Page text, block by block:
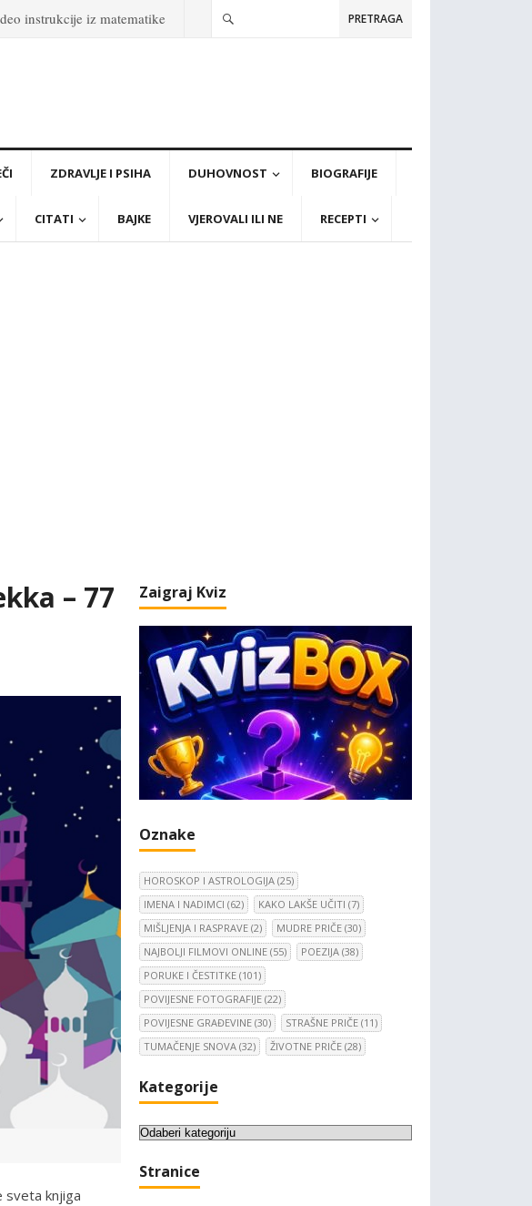
instrukcije iz matematike PRETRAGA
ZDRAVLJE I PSIHA DUHOVNOST BIOGRAFIJE
CITATI BAJKE VJEROVALI ILI NE RECEPTI
– 77
sveta knjiga
Zaigraj Kviz
Oznake
HOROSKOP I ASTROLOGIJA (25)
IMENA I NADIMCI (62) KAKO LAKŠE UČITI (7)
MIŠLJENJA I RASPRAVE (2) MUDRE PRIČE (30)
NAJBOLJI FILMOVI ONLINE (55) POEZIJA (38)
PORUKE I ČESTITKE (101)
POVIJESNE FOTOGRAFIJE (22)
POVIJESNE GRAĐEVINE (30) STRAŠNE PRIČE (11)
TUMAČENJE SNOVA (32) ŽIVOTNE PRIČE (28)
Kategorije
K
t
Stranice